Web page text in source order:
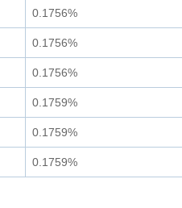
0.1756%
0.1756%
0.1756%
0.1759%
0.1759%
0.1759%